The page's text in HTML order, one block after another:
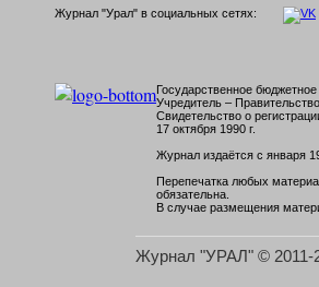
Журнал "Урал" в социальных сетях:
Государственное
Учредитель –
Свидетельство о
17 октября 1990 г.
Журнал издаётся с января
Перепечатка любых
обязательна.
В случае размещения
Журнал "УРАЛ" © 2011-